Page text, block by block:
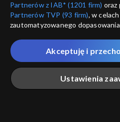
Trzeci punkt widzenia
17.01.2021
Partnerów z IAB* (1201 firm) oraz
Partnerów TVP (93 firm), w
zautomatyzowanego
które wskazujemy poniżej, a także
przez nas identyfikatora PPID do
Twoje dane osobowe zbierane
Ciebie naszych
poszczególnych
„Portalem”, w tym informacje
Ustawienia
Akceptuję i